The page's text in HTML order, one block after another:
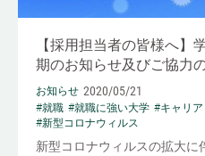
【採用担当者の皆様へ】
期のお知らせ及びご協力
お知らせ 2020/05/21
#就職 #就職に強い大学 #キャリア
#新型コロナウィルス
新型コロナウィルスの拡大に